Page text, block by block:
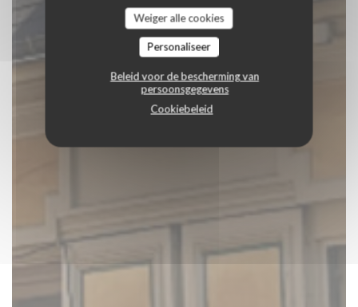
Weiger alle cookies
Personaliseer
Beleid voor de bescherming van
persoonsgegevens
Cookiebeleid